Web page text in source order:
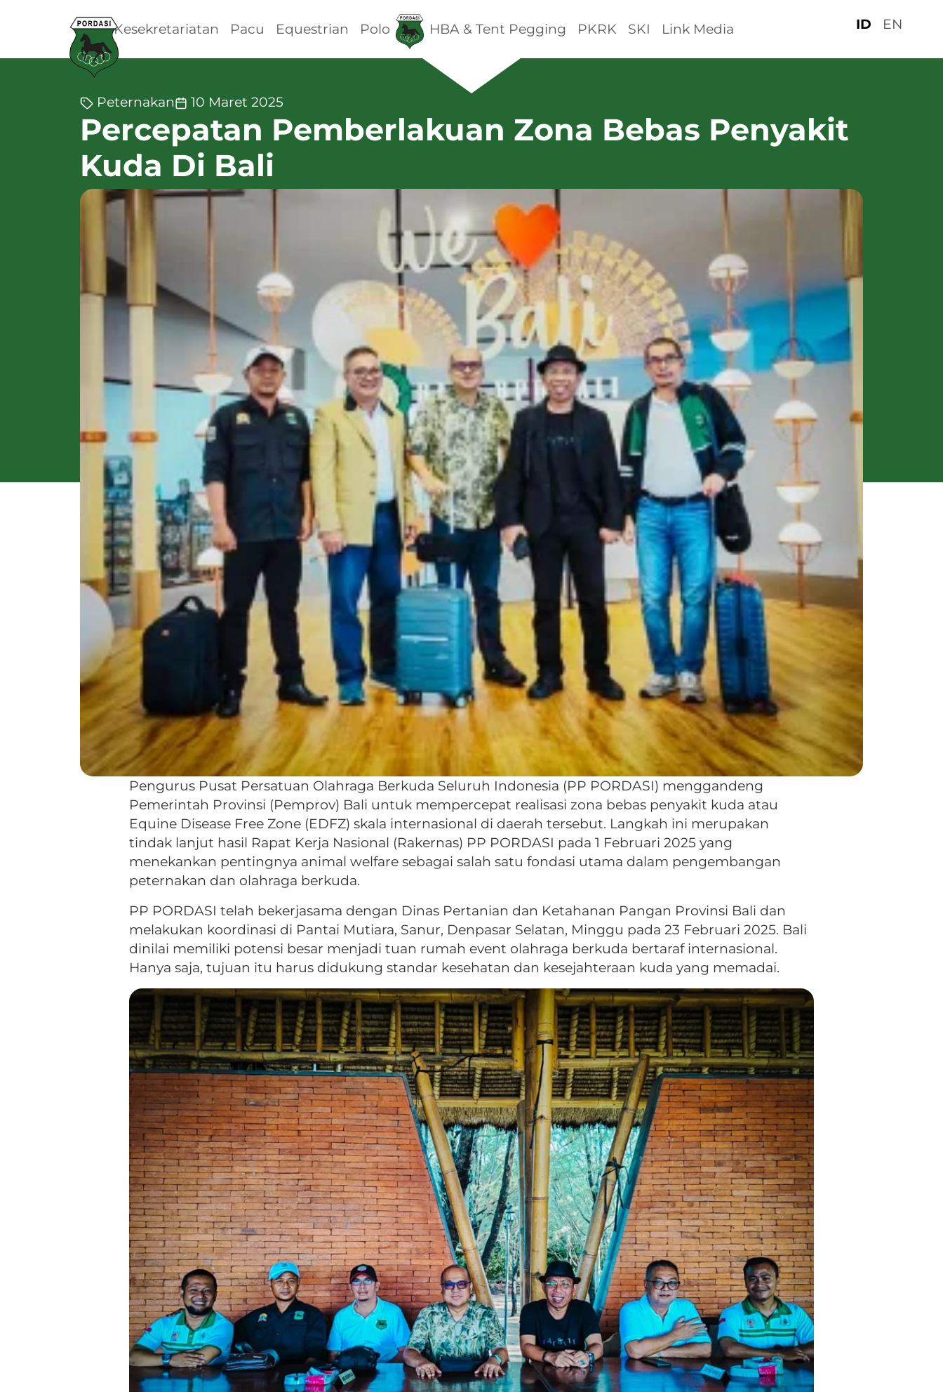
Kesekretariatan Pacu Equestrian Polo HBA & Tent Pegging PKRK SKI Link Media ID EN
Peternakan 10 Maret 2025
Percepatan Pemberlakuan Zona Bebas Penyakit
Kuda Di Bali
Pengurus Pusat Persatuan Olahraga Berkuda Seluruh Indonesia (PP PORDASI) menggandeng
Pemerintah Provinsi (Pemprov) Bali untuk mempercepat realisasi zona bebas penyakit kuda atau
Equine Disease Free Zone (EDFZ) skala internasional di daerah tersebut. Langkah ini merupakan
tindak lanjut hasil Rapat Kerja Nasional (Rakernas) PP PORDASI pada 1 Februari 2025 yang
menekankan pentingnya animal welfare sebagai salah satu fondasi utama dalam pengembangan
peternakan dan olahraga berkuda.
PP PORDASI telah bekerjasama dengan Dinas Pertanian dan Ketahanan Pangan Provinsi Bali dan
melakukan koordinasi di Pantai Mutiara, Sanur, Denpasar Selatan, Minggu pada 23 Februari 2025. Bali
dinilai memiliki potensi besar menjadi tuan rumah event olahraga berkuda bertaraf internasional.
Hanya saja, tujuan itu harus didukung standar kesehatan dan kesejahteraan kuda yang memadai.